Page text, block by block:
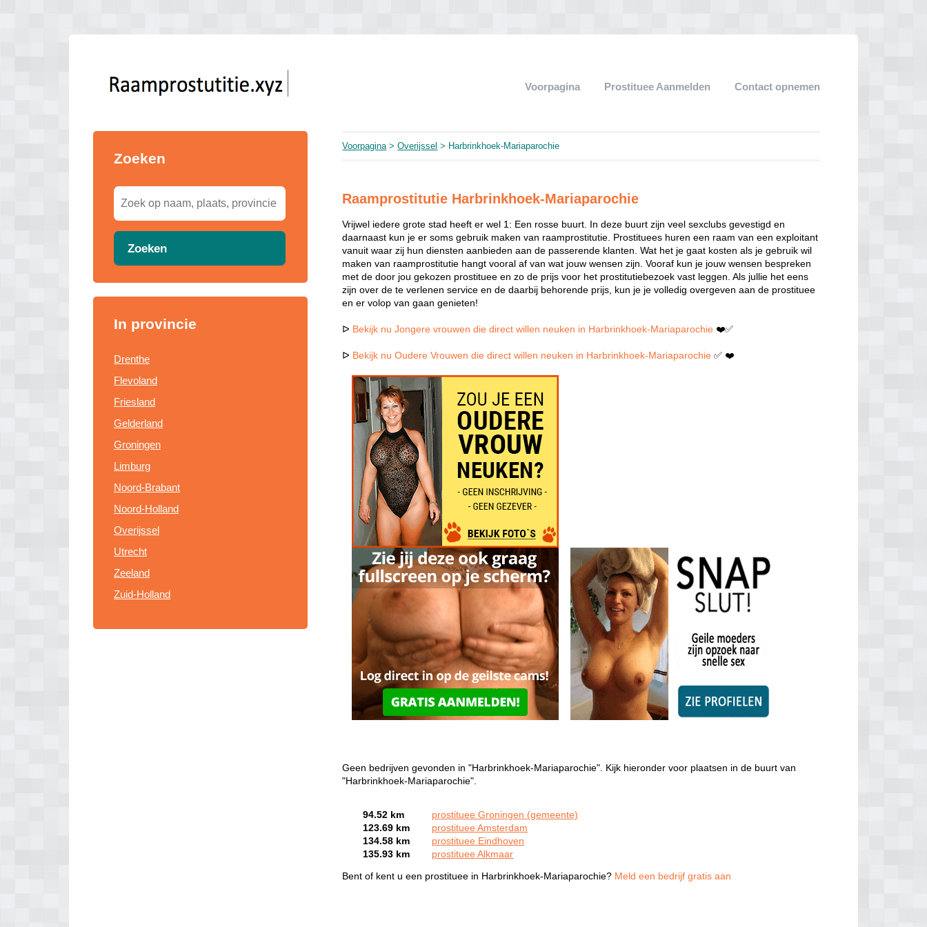
Voorpagina Prostituee Aanmelden Contact opnemen
Zoeken
Zoeken
In provincie
Drenthe
Flevoland
Friesland
Gelderland
Groningen
Limburg
Noord-Brabant
Noord-Holland
Overijssel
Utrecht
Zeeland
Zuid-Holland
Voorpagina>Overijssel > Harbrinkhoek-Mariaparochie
Raamprostitutie Harbrinkhoek-Mariaparochie
Vrijwel iedere grote stad heeft er wel 1: Een rosse buurt. In deze buurt zijn veel sexclubs gevestigd en
daarnaast kun je er soms gebruik maken van raamprostitutie. Prostituees huren een raam van een exploitant
vanuit waar zij hun diensten aanbieden aan de passerende klanten. Wat het je gaat kosten als je gebruik wil
maken van raamprostitutie hangt vooral af van wat jouw wensen zijn. Vooraf kun je jouw wensen bespreken
met de door jou gekozen prostituee en zo de prijs voor het prostitutiebezoek vast leggen. Als jullie het eens
zijn over de te verlenen service en de daarbij behorende prijs, kun je je volledig overgeven aan de prostituee
en er volop van gaan genieten!
ᐅ Bekijk nu Jongere vrouwen die direct willen neuken in Harbrinkhoek-Mariaparochie ❤️✅
ᐅ Bekijk nu Oudere Vrouwen die direct willen neuken in Harbrinkhoek-Mariaparochie ✅ ❤️
Geen bedrijven gevonden in "Harbrinkhoek-Mariaparochie". Kijk hieronder voor plaatsen in de buurt van
"Harbrinkhoek-Mariaparochie".
94.52 km
prostituee Groningen (gemeente)
123.69 km
prostituee Amsterdam
134.58 km
prostituee Eindhoven
135.93 km
prostituee Alkmaar
Bent of kent u een prostituee in Harbrinkhoek-Mariaparochie? Meld een bedrijf gratis aan